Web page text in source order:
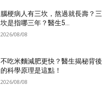
腦梗病人有三坎，熬過就長壽？三
坎是指哪三年？醫生5...
2026/08/08
不吃米麵減肥更快？醫生揭秘背後
的科學原理是這點！
2026/08/08